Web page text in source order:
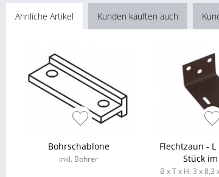
Ähnliche Artikel Kunden kauften auch
Bohrschablone
inkl. Bohrer
Flechtzaun - L
Stück im
B x T x H: 3 x 8,3